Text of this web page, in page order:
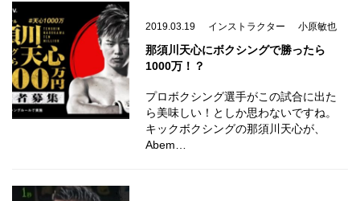
2019.03.19 インストラクター 小原敏也
那須川天心にボクシングで勝ったら
1000万！？
プロボクシング選手がこの試合に出た
ら美味しい！としか思わないですね。
キックボクシングの那須川天心が、
Abem…